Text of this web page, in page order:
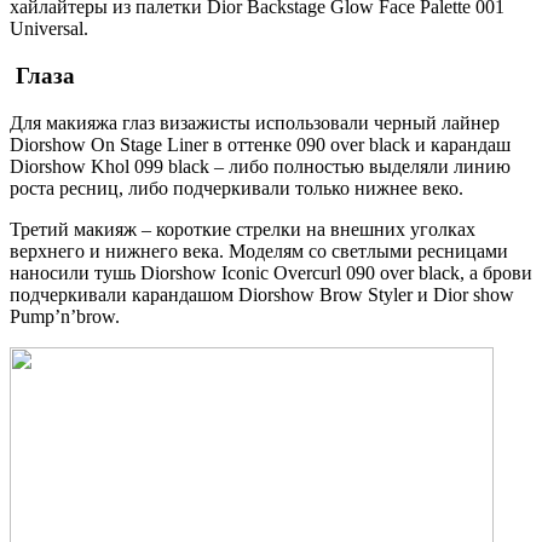
хайлайтеры из палетки Dior Backstage Glow Face Palette 001
Universal.
Глаза
Для макияжа глаз визажисты использовали черный лайнер
Diorshow On Stage Liner в оттенке 090 over black и карандаш
Diorshow Khol 099 black – либо полностью выделяли линию
роста ресниц, либо подчеркивали только нижнее веко.
Третий макияж – короткие стрелки на внешних уголках
верхнего и нижнего века. Моделям со светлыми ресницами
наносили тушь Diorshow Iconic Overcurl 090 over black, а брови
подчеркивали карандашом Diorshow Brow Styler и Dior show
Pump’n’brow.